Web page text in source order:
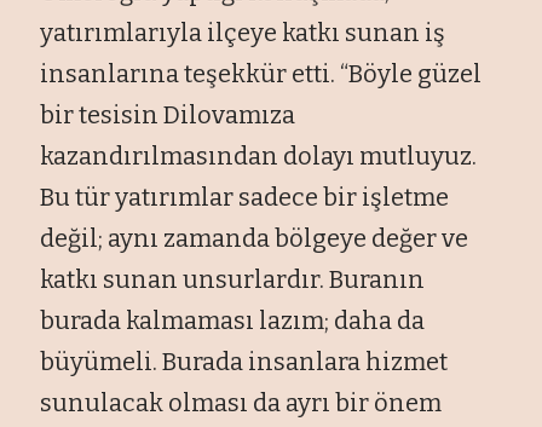
yatırımlarıyla ilçeye katkı sunan iş
insanlarına teşekkür etti. “Böyle güzel
bir tesisin Dilovamıza
kazandırılmasından dolayı mutluyuz.
Bu tür yatırımlar sadece bir işletme
değil; aynı zamanda bölgeye değer ve
katkı sunan unsurlardır. Buranın
burada kalmaması lazım; daha da
büyümeli. Burada insanlara hizmet
sunulacak olması da ayrı bir önem